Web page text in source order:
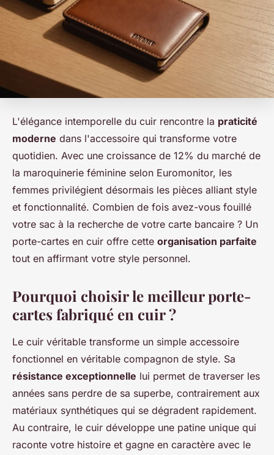
L'élégance intemporelle du cuir rencontre la praticité
moderne dans l'accessoire qui transforme votre
quotidien. Avec une croissance de 12% du marché de
la maroquinerie féminine selon Euromonitor, les
femmes privilégient désormais les pièces alliant style
et fonctionnalité. Combien de fois avez-vous fouillé
votre sac à la recherche de votre carte bancaire ? Un
porte-cartes en cuir offre cette organisation parfaite
tout en affirmant votre style personnel.
Pourquoi choisir le meilleur porte-
cartes fabriqué en cuir ?
Le cuir véritable transforme un simple accessoire
fonctionnel en véritable compagnon de style. Sa
résistance exceptionnelle lui permet de traverser les
années sans perdre de sa superbe, contrairement aux
matériaux synthétiques qui se dégradent rapidement.
Au contraire, le cuir développe une patine unique qui
raconte votre histoire et gagne en caractère avec le